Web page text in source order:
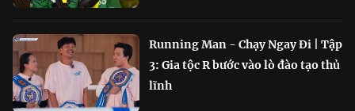
Running Man - Chạy Ngay Đi | Tập
3: Gia tộc R bước vào lò đào tạo thủ
lĩnh